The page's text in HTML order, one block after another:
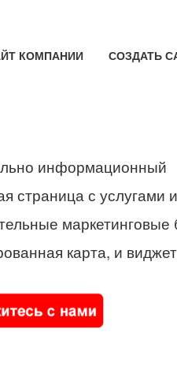
КОМПАНИИ СОЗДАТЬ
информационный
страница с услугами
маркетинговые
карта, и